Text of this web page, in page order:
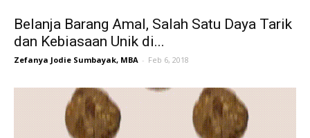
Belanja Barang Amal, Salah Satu Daya Tarik
dan Kebiasaan Unik di...
Zefanya Jodie Sumbayak, MBA - Feb 6, 2018